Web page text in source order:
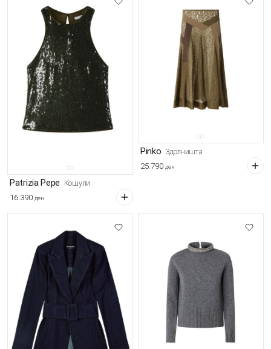
Patrizia Pepe Кошули
16.390 ден
Pinko Здолништа
25.790 ден